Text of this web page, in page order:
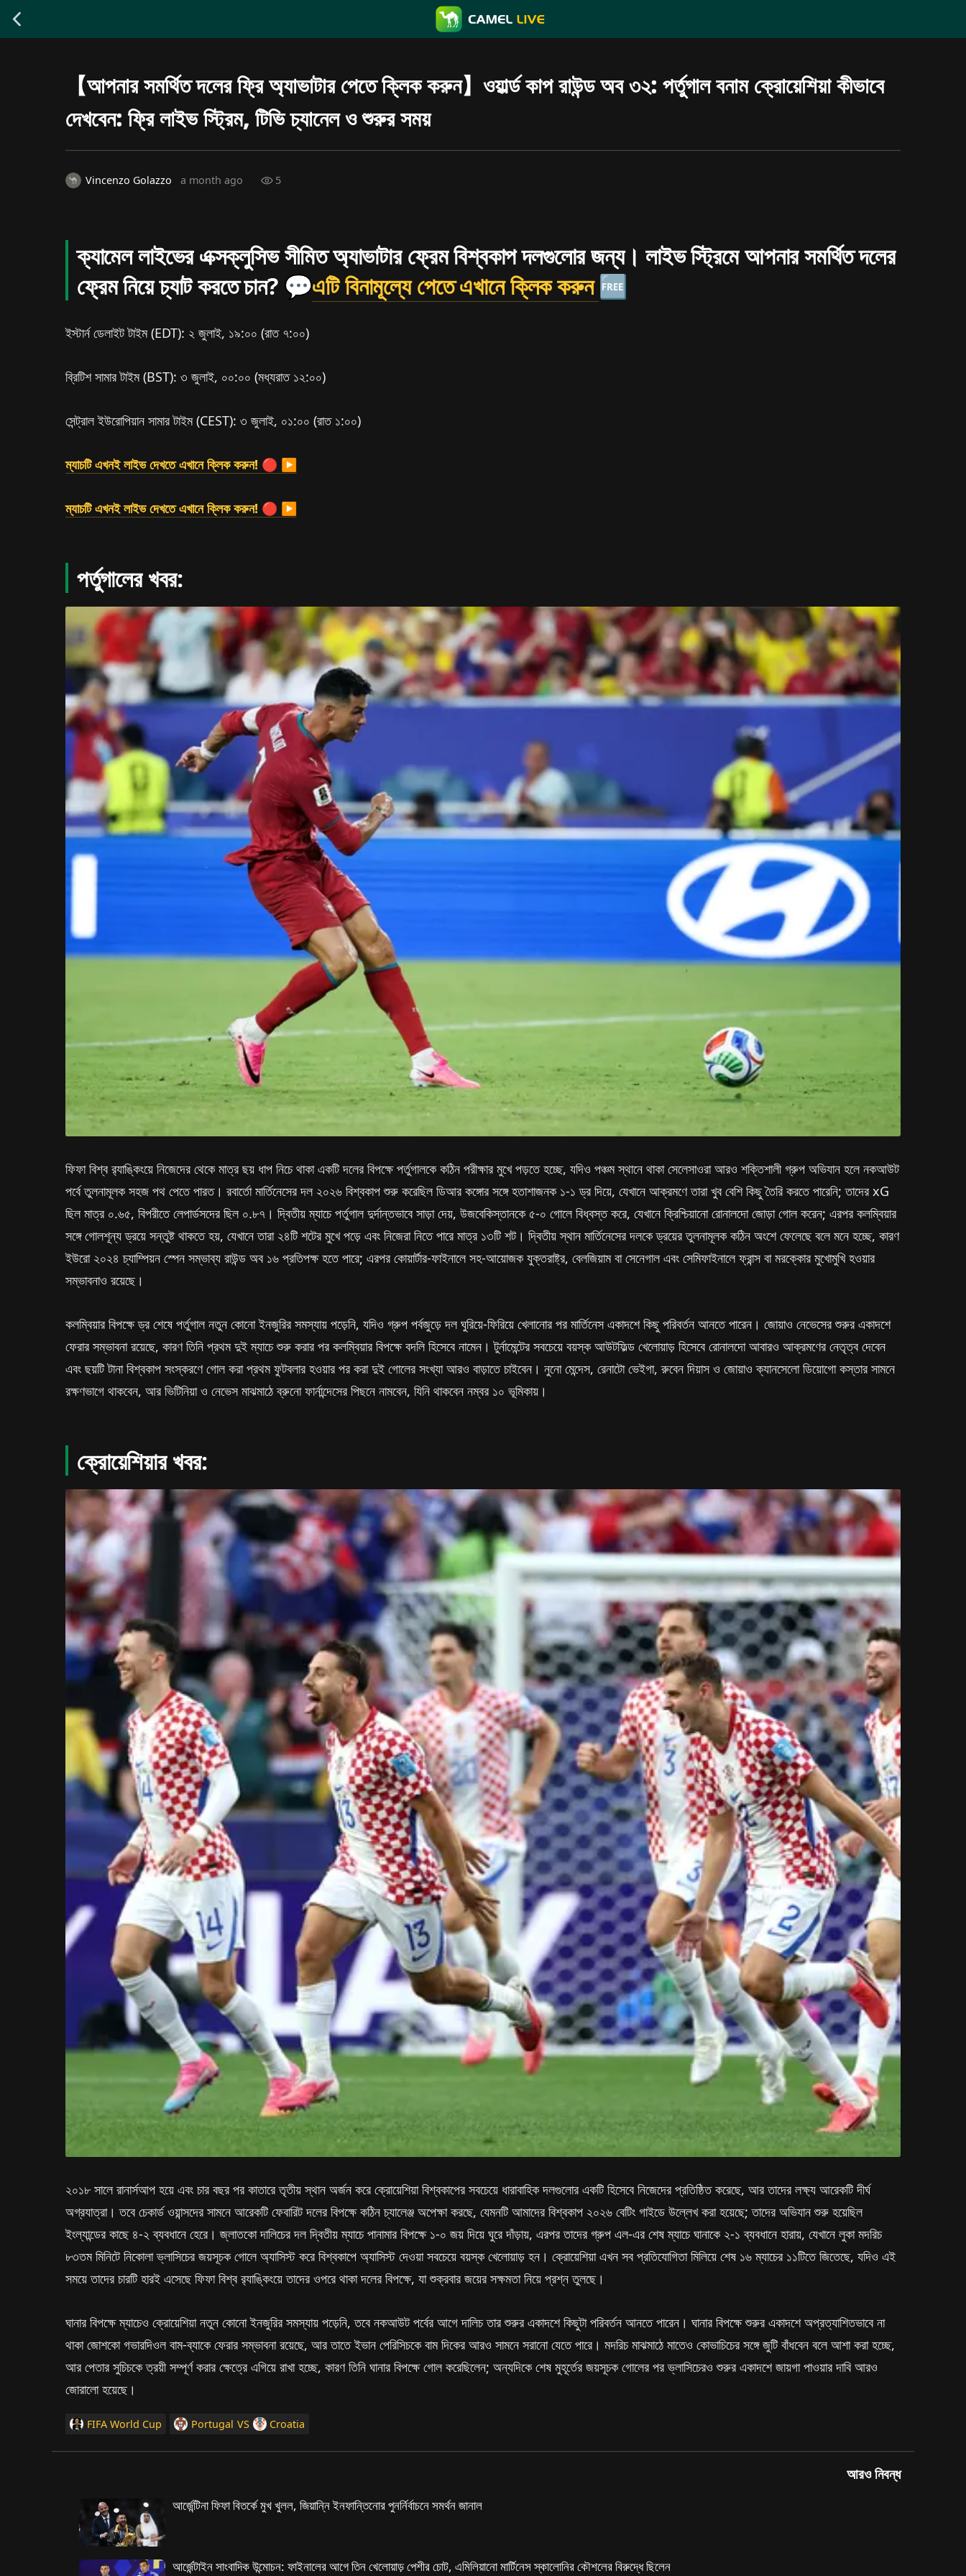
【আপনার সমর্থিত দলের ফ্রি অ্যাভাটার পেতে ক্লিক করুন】ওয়ার্ল্ড কাপ রাউন্ড অব ৩২: পর্তুগাল বনাম ক্রোয়েশিয়া কীভাবে
দেখবেন: ফ্রি লাইভ স্ট্রিম, টিভি চ্যানেল ও শুরুর সময়
Vincenzo Golazzo a month ago 5
ক্যামেল লাইভের এক্সক্লুসিভ সীমিত অ্যাভাটার ফ্রেম বিশ্বকাপ দলগুলোর জন্য। লাইভ স্ট্রিমে আপনার সমর্থিত দলের
ফ্রেম নিয়ে চ্যাট করতে চান? 💬এটি বিনামূল্যে পেতে এখানে ক্লিক করুন🆓
ইস্টার্ন ডেলাইট টাইম (EDT): ২ জুলাই, ১৯:০০ (রাত ৭:০০)
ব্রিটিশ সামার টাইম (BST): ৩ জুলাই, ০০:০০ (মধ্যরাত ১২:০০)
সেন্ট্রাল ইউরোপিয়ান সামার টাইম (CEST): ৩ জুলাই, ০১:০০ (রাত ১:০০)
ম্যাচটি এখনই লাইভ দেখতে এখানে ক্লিক করুন! 🔴 ▶
ম্যাচটি এখনই লাইভ দেখতে এখানে ক্লিক করুন! 🔴 ▶
পর্তুগালের খবর:
ফিফা বিশ্ব র‌্যাঙ্কিংয়ে নিজেদের থেকে মাত্র ছয় ধাপ নিচে থাকা একটি দলের বিপক্ষে পর্তুগালকে কঠিন পরীক্ষার মুখে পড়তে হচ্ছে, যদিও পঞ্চম স্থানে থাকা সেলেসাওরা আরও শক্তিশালী গ্রুপ অভিযান হলে নকআউট
পর্বে তুলনামূলক সহজ পথ পেতে পারত। রবার্তো মার্তিনেসের দল ২০২৬ বিশ্বকাপ শুরু করেছিল ডিআর কঙ্গোর সঙ্গে হতাশাজনক ১-১ ড্র দিয়ে, যেখানে আক্রমণে তারা খুব বেশি কিছু তৈরি করতে পারেনি; তাদের xG
ছিল মাত্র ০.৬৫, বিপরীতে লেপার্ডসদের ছিল ০.৮৭। দ্বিতীয় ম্যাচে পর্তুগাল দুর্দান্তভাবে সাড়া দেয়, উজবেকিস্তানকে ৫-০ গোলে বিধ্বস্ত করে, যেখানে ক্রিশ্চিয়ানো রোনালদো জোড়া গোল করেন; এরপর কলম্বিয়ার
সঙ্গে গোলশূন্য ড্রয়ে সন্তুষ্ট থাকতে হয়, যেখানে তারা ২৪টি শটের মুখে পড়ে এবং নিজেরা নিতে পারে মাত্র ১৩টি শট। দ্বিতীয় স্থান মার্তিনেসের দলকে ড্রয়ের তুলনামূলক কঠিন অংশে ফেলেছে বলে মনে হচ্ছে, কারণ
ইউরো ২০২৪ চ্যাম্পিয়ন স্পেন সম্ভাব্য রাউন্ড অব ১৬ প্রতিপক্ষ হতে পারে; এরপর কোয়ার্টার-ফাইনালে সহ-আয়োজক যুক্তরাষ্ট্র, বেলজিয়াম বা সেনেগাল এবং সেমিফাইনালে ফ্রান্স বা মরক্কোর মুখোমুখি হওয়ার
সম্ভাবনাও রয়েছে।
কলম্বিয়ার বিপক্ষে ড্র শেষে পর্তুগাল নতুন কোনো ইনজুরির সমস্যায় পড়েনি, যদিও গ্রুপ পর্বজুড়ে দল ঘুরিয়ে-ফিরিয়ে খেলানোর পর মার্তিনেস একাদশে কিছু পরিবর্তন আনতে পারেন। জোয়াও নেভেসের শুরুর একাদশে
ফেরার সম্ভাবনা রয়েছে, কারণ তিনি প্রথম দুই ম্যাচে শুরু করার পর কলম্বিয়ার বিপক্ষে বদলি হিসেবে নামেন। টুর্নামেন্টের সবচেয়ে বয়স্ক আউটফিল্ড খেলোয়াড় হিসেবে রোনালদো আবারও আক্রমণের নেতৃত্ব দেবেন
এবং ছয়টি টানা বিশ্বকাপ সংস্করণে গোল করা প্রথম ফুটবলার হওয়ার পর করা দুই গোলের সংখ্যা আরও বাড়াতে চাইবেন। নুনো মেন্দেস, রেনাটো ভেইগা, রুবেন দিয়াস ও জোয়াও ক্যানসেলো ডিয়োগো কস্তার সামনে
রক্ষণভাগে থাকবেন, আর ভিটিনিয়া ও নেভেস মাঝমাঠে ব্রুনো ফার্নান্দেসের পিছনে নামবেন, যিনি থাকবেন নম্বর ১০ ভূমিকায়।
ক্রোয়েশিয়ার খবর:
২০১৮ সালে রানার্সআপ হয়ে এবং চার বছর পর কাতারে তৃতীয় স্থান অর্জন করে ক্রোয়েশিয়া বিশ্বকাপের সবচেয়ে ধারাবাহিক দলগুলোর একটি হিসেবে নিজেদের প্রতিষ্ঠিত করেছে, আর তাদের লক্ষ্য আরেকটি দীর্ঘ
অগ্রযাত্রা। তবে চেকার্ড ওয়ান্সদের সামনে আরেকটি ফেবারিট দলের বিপক্ষে কঠিন চ্যালেঞ্জ অপেক্ষা করছে, যেমনটি আমাদের বিশ্বকাপ ২০২৬ বেটিং গাইডে উল্লেখ করা হয়েছে; তাদের অভিযান শুরু হয়েছিল
ইংল্যান্ডের কাছে ৪-২ ব্যবধানে হেরে। জ্লাতকো দালিচের দল দ্বিতীয় ম্যাচে পানামার বিপক্ষে ১-০ জয় দিয়ে ঘুরে দাঁড়ায়, এরপর তাদের গ্রুপ এল-এর শেষ ম্যাচে ঘানাকে ২-১ ব্যবধানে হারায়, যেখানে লুকা মদরিচ
৮৩তম মিনিটে নিকোলা ভ্লাসিচের জয়সূচক গোলে অ্যাসিস্ট করে বিশ্বকাপে অ্যাসিস্ট দেওয়া সবচেয়ে বয়স্ক খেলোয়াড় হন। ক্রোয়েশিয়া এখন সব প্রতিযোগিতা মিলিয়ে শেষ ১৬ ম্যাচের ১১টিতে জিতেছে, যদিও এই
সময়ে তাদের চারটি হারই এসেছে ফিফা বিশ্ব র‌্যাঙ্কিংয়ে তাদের ওপরে থাকা দলের বিপক্ষে, যা শুক্রবার জয়ের সক্ষমতা নিয়ে প্রশ্ন তুলছে।
ঘানার বিপক্ষে ম্যাচেও ক্রোয়েশিয়া নতুন কোনো ইনজুরির সমস্যায় পড়েনি, তবে নকআউট পর্বের আগে দালিচ তার শুরুর একাদশে কিছুটা পরিবর্তন আনতে পারেন। ঘানার বিপক্ষে শুরুর একাদশে অপ্রত্যাশিতভাবে না
থাকা জোশকো গভারদিওল বাম-ব্যাকে ফেরার সম্ভাবনা রয়েছে, আর তাতে ইভান পেরিসিচকে বাম দিকের আরও সামনে সরানো যেতে পারে। মদরিচ মাঝমাঠে মাতেও কোভাচিচের সঙ্গে জুটি বাঁধবেন বলে আশা করা হচ্ছে,
আর পেতার সুচিচকে ত্রয়ী সম্পূর্ণ করার ক্ষেত্রে এগিয়ে রাখা হচ্ছে, কারণ তিনি ঘানার বিপক্ষে গোল করেছিলেন; অন্যদিকে শেষ মুহূর্তের জয়সূচক গোলের পর ভ্লাসিচেরও শুরুর একাদশে জায়গা পাওয়ার দাবি আরও
জোরালো হয়েছে।
FIFA World Cup Portugal VS Croatia
আরও নিবন্ধ
আর্জেন্টিনা ফিফা বিতর্কে মুখ খুলল, জিয়ান্নি ইনফান্তিনোর পুনর্নির্বাচনে সমর্থন জানাল
আর্জেন্টাইন সাংবাদিক উন্মোচন: ফাইনালের আগে তিন খেলোয়াড় পেশীর চোট, এমিলিয়ানো মার্টিনেস স্কালোনির কৌশলের বিরুদ্ধে ছিলেন